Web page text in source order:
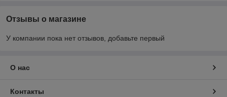
Отзывы о магазине
У компании пока нет отзывов, добавьте первый
О нас
Контакты